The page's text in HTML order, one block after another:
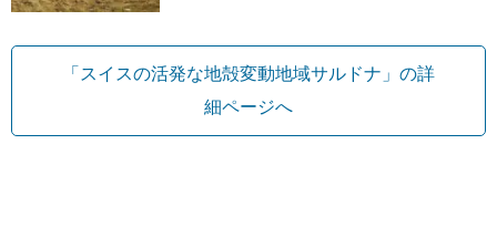
「スイスの活発な地殻変動地域サルドナ」の詳
細ページへ